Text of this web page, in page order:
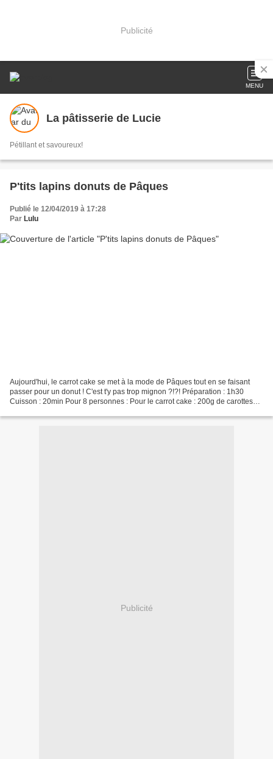
Publicité
MENU
La pâtisserie de Lucie
Pétillant et savoureux!
P'tits lapins donuts de Pâques
Publié le 12/04/2019 à 17:28
Par Lulu
Aujourd'hui, le carrot cake se met à la mode de Pâques tout en se faisant
passer pour un donut ! C'est t'y pas trop mignon ?!?! Préparation : 1h30
Cuisson : 20min Pour 8 personnes : Pour le carrot cake : 200g de carottes
Publicité